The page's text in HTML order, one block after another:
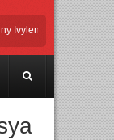
26 Tahun Jaga
dan Riset untuk